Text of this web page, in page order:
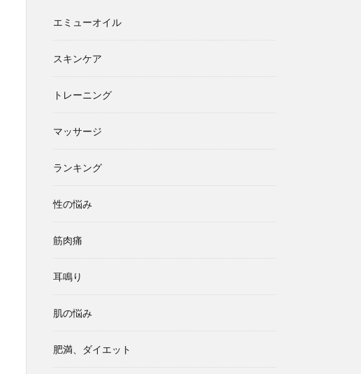
エミューオイル
スキンケア
トレーニング
マッサージ
ランキング
性の悩み
筋肉痛
耳鳴り
肌の悩み
肥満、ダイエット